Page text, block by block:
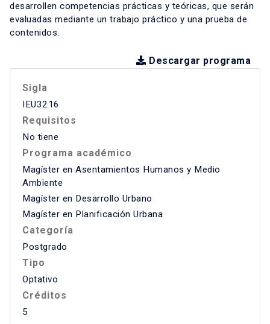
desarrollen competencias prácticas y teóricas, que serán
evaluadas mediante un trabajo práctico y una prueba de
contenidos.
Descargar programa
Sigla
IEU3216
Requisitos
No tiene
Programa académico
Magíster en Asentamientos Humanos y Medio
Ambiente
Magíster en Desarrollo Urbano
Magíster en Planificación Urbana
Categoría
Postgrado
Tipo
Optativo
Créditos
5